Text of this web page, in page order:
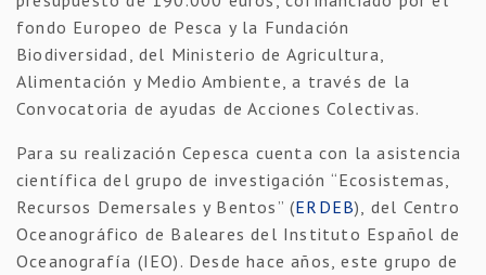
fondo Europeo de Pesca y la Fundación
Biodiversidad, del Ministerio de Agricultura,
Alimentación y Medio Ambiente, a través de la
Convocatoria de ayudas de Acciones Colectivas.
Para su realización Cepesca cuenta con la asistencia
científica del grupo de investigación “Ecosistemas,
Recursos Demersales y Bentos” (ERDEB), del Centro
Oceanográfico de Baleares del Instituto Español de
Oceanografía (IEO). Desde hace años, este grupo de